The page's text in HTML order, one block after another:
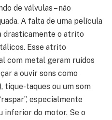
de válvulas – não
A falta de uma película
drasticamente o atrito
Esse atrito
com metal geram ruídos
a ouvir sons como
tique-taques ou um som
especialmente
inferior do motor. Se o